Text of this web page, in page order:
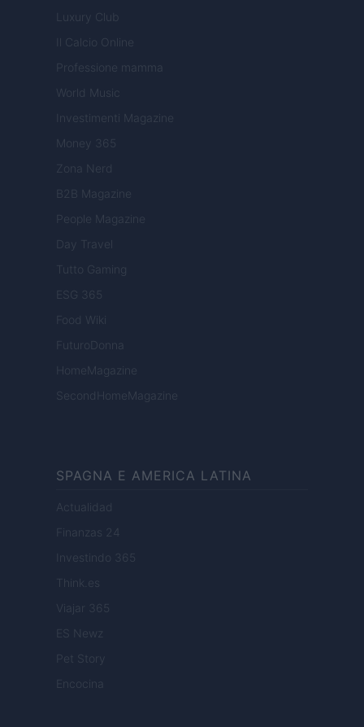
Luxury Club
Il Calcio Online
Professione mamma
World Music
Investimenti Magazine
Money 365
Zona Nerd
B2B Magazine
People Magazine
Day Travel
Tutto Gaming
ESG 365
Food Wiki
FuturoDonna
HomeMagazine
SecondHomeMagazine
SPAGNA E AMERICA LATINA
Actualidad
Finanzas 24
Investindo 365
Think.es
Viajar 365
ES Newz
Pet Story
Encocina